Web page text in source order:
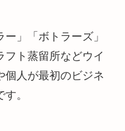
ー」「ボトラーズ」
フト蒸留所などウイ
個人が最初のビジネ
。